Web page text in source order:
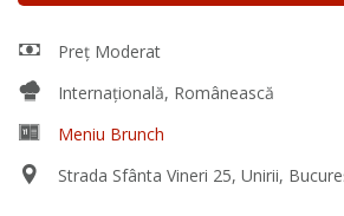
Preț Moderat
Internațională, Românească
Meniu Brunch
Strada Sfânta Vineri 25, Unirii,